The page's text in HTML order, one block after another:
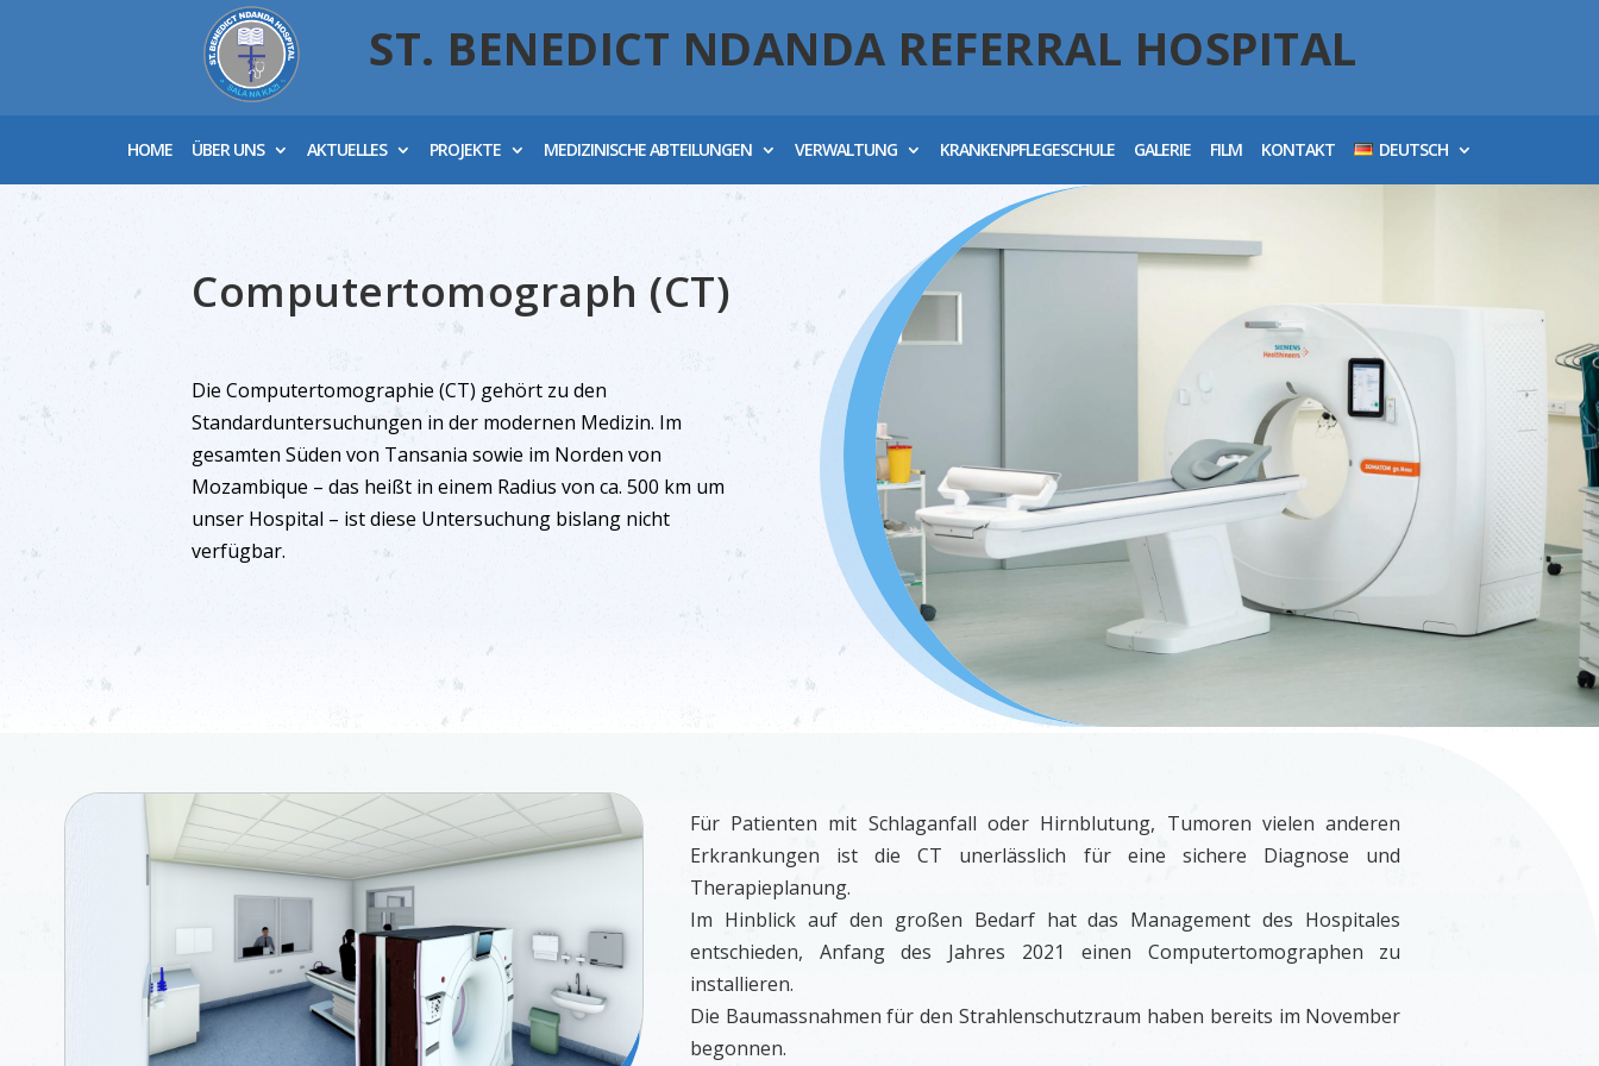
ST. BENEDICT NDANDA REFERRAL HOSPITAL
HOME ÜBER UNS AKTUELLES PROJEKTE MEDIZINISCHE ABTEILUNGEN VERWALTUNG KRANKENPFLEGESCHULE GALERIE FILM KONTAKT DEUTSCH
Computertomograph (CT)
Die Computertomographie (CT) gehört zu den
Standarduntersuchungen in der modernen Medizin. Im
gesamten Süden von Tansania sowie im Norden von
Mozambique – das heißt in einem Radius von ca. 500 km um
unser Hospital – ist diese Untersuchung bislang nicht
verfügbar.
Für Patienten mit Schlaganfall oder Hirnblutung, Tumoren vielen anderen
Erkrankungen ist die CT unerlässlich für eine sichere Diagnose und
Therapieplanung.
Im Hinblick auf den großen Bedarf hat das Management des Hospitales
entschieden, Anfang des Jahres 2021 einen Computertomographen zu
installieren.
Die Baumassnahmen für den Strahlenschutzraum haben bereits im November
begonnen.